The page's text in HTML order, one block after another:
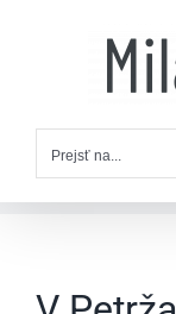
Prejsť na...